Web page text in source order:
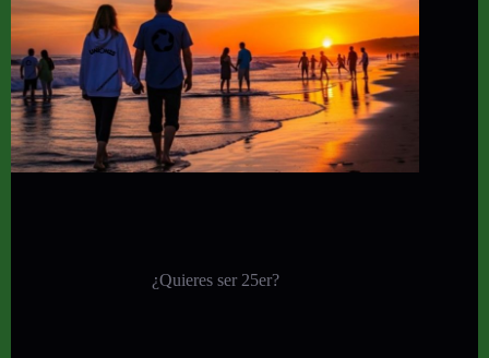
¿Quieres ser 25er?